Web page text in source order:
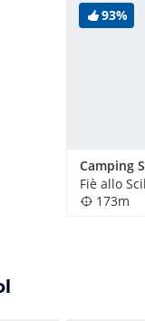
93%
Camping
173m